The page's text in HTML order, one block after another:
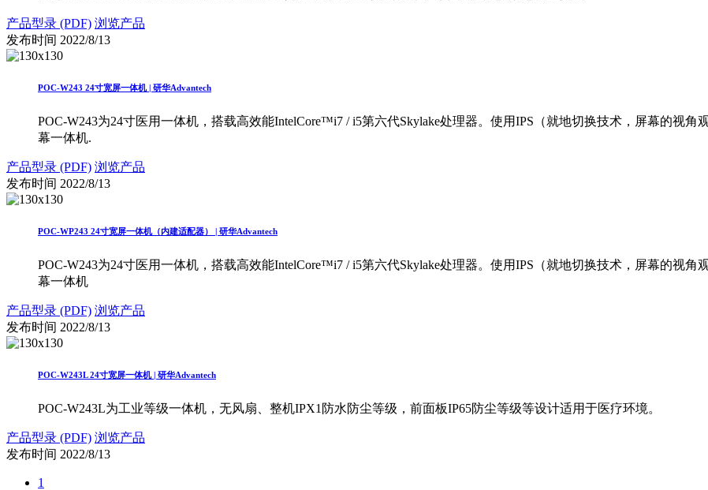
产品型录 (PDF) 浏览产品
发布时间 2022/8/13
POC-W243 24寸宽屏一体机 | 研华Advantech
POC-W243为24寸医用一体机，搭载高效能IntelCore™i7 / i5第六代Skylake处理器。使用IPS（就地切换技术，屏幕的视
幕一体机.
产品型录 (PDF) 浏览产品
发布时间 2022/8/13
POC-WP243 24寸宽屏一体机（内建适配器） | 研华Advantech
POC-W243为24寸医用一体机，搭载高效能IntelCore™i7 / i5第六代Skylake处理器。使用IPS（就地切换技术，屏幕的视
幕一体机
产品型录 (PDF) 浏览产品
发布时间 2022/8/13
POC-W243L 24寸宽屏一体机 | 研华Advantech
POC-W243L为工业等级一体机，无风扇、整机IPX1防水防尘等级，前面板IP65防尘等级等设计适用于医疗环境。
产品型录 (PDF) 浏览产品
发布时间 2022/8/13
1